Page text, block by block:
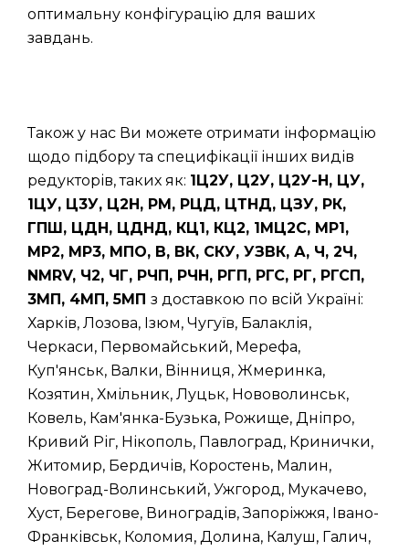
оптимальну конфігурацію для ваших
завдань.
Також у нас Ви можете отримати інформацію
щодо підбору та специфікації інших видів
редукторів, таких як: 1Ц2У, Ц2У, Ц2У-Н, ЦУ,
1ЦУ, Ц3У, Ц2Н, РМ, РЦД, ЦТНД, ЦЗУ, РК,
ГПШ, ЦДН, ЦДНД, КЦ1, КЦ2, 1МЦ2С, МР1,
МР2, МР3, МПО, В, ВК, СКУ, УЗВК, А, Ч, 2Ч,
NMRV, Ч2, ЧГ, РЧП, РЧН, РГП, РГС, РГ, РГСП,
3МП, 4МП, 5МП з доставкою по всій Україні:
Харків, Лозова, Ізюм, Чугуїв, Балаклія,
Черкаси, Первомайський, Мерефа,
Куп'янськ, Валки, Вінниця, Жмеринка,
Козятин, Хмільник, Луцьк, Нововолинськ,
Ковель, Кам'янка-Бузька, Рожище, Дніпро,
Кривий Ріг, Нікополь, Павлоград, Кринички,
Житомир, Бердичів, Коростень, Малин,
Новоград-Волинський, Ужгород, Мукачево,
Хуст, Берегове, Виноградів, Запоріжжя, Івано-
Франківськ, Коломия, Долина, Калуш, Галич,